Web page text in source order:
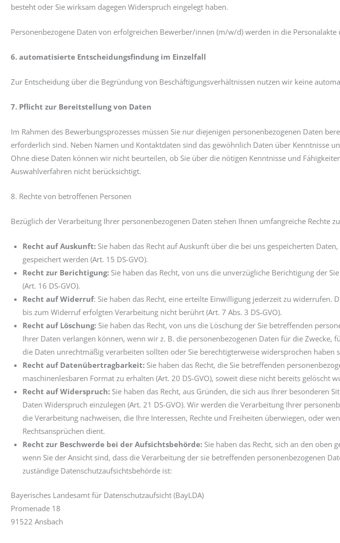
besteht oder Sie wirksam dagegen Widerspruch eingelegt haben.
Personenbezogene Daten von erfolgreichen Bewerber/innen (m/w/d) werden in die Personalakte
6. automatisierte Entscheidungsfindung im Einzelfall
Zur Entscheidung über die Begründung von Beschäftigungsverhältnissen nutzen wir keine
7. Pflicht zur Bereitstellung von Daten
Im Rahmen des Bewerbungsprozesses müssen Sie nur diejenigen personenbezogenen Daten
erforderlich sind. Neben Namen und Kontaktdaten sind das gewöhnlich Daten über Kenntnisse
Ohne diese Daten können wir nicht beurteilen, ob Sie über die nötigen Kenntnisse und
Auswahlverfahren nicht berücksichtigt.
8. Rechte von betroffenen Personen
Bezüglich der Verarbeitung Ihrer personenbezogenen Daten stehen Ihnen umfangreiche Rechte
Recht auf Auskunft: Sie haben das Recht auf Auskunft über die bei uns gespeicherten
gespeichert werden (Art. 15 DS-GVO).
Recht zur Berichtigung: Sie haben das Recht, von uns die unverzügliche Berichtigung der
(Art. 16 DS-GVO).
Recht auf Widerruf: Sie haben das Recht, eine erteilte Einwilligung jederzeit zu
bis zum Widerruf erfolgten Verarbeitung nicht berührt (Art. 7 Abs. 3 DS-GVO).
Recht auf Löschung: Sie haben das Recht, von uns die Löschung der Sie betreffenden
Ihrer Daten verlangen können, wenn wir z. B. die personenbezogenen Daten für die
die Daten unrechtmäßig verarbeiten sollten oder Sie berechtigterweise widersprochen haben
Recht auf Datenübertragbarkeit: Sie haben das Recht, die Sie betreffenden
maschinenlesbaren Format zu erhalten (Art. 20 DS-GVO), soweit diese nicht bereits gelöscht
Recht auf Widerspruch: Sie haben das Recht, aus Gründen, die sich aus Ihrer besonderen
Daten Widerspruch einzulegen (Art. 21 DS-GVO). Wir werden die Verarbeitung Ihrer
die Verarbeitung nachweisen, die Ihre Interessen, Rechte und Freiheiten überwiegen, oder
Rechtsansprüchen dient.
Recht zur Beschwerde bei der Aufsichtsbehörde: Sie haben das Recht, sich an den
wenn Sie der Ansicht sind, dass die Verarbeitung der sie betreffenden personenbezogenen
zuständige Datenschutzaufsichtsbehörde ist:
Bayerisches Landesamt für Datenschutzaufsicht (BayLDA)
Promenade 18
91522 Ansbach